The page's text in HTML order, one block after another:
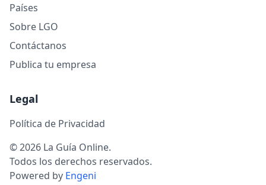
Países
Sobre LGO
Contáctanos
Publica tu empresa
Legal
Política de Privacidad
© 2026 La Guía Online.
Todos los derechos reservados.
Powered by Engeni